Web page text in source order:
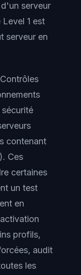
serveur
1 est
serveur en
contenant
Ces
certaines
un test
en
profils,
audit
les